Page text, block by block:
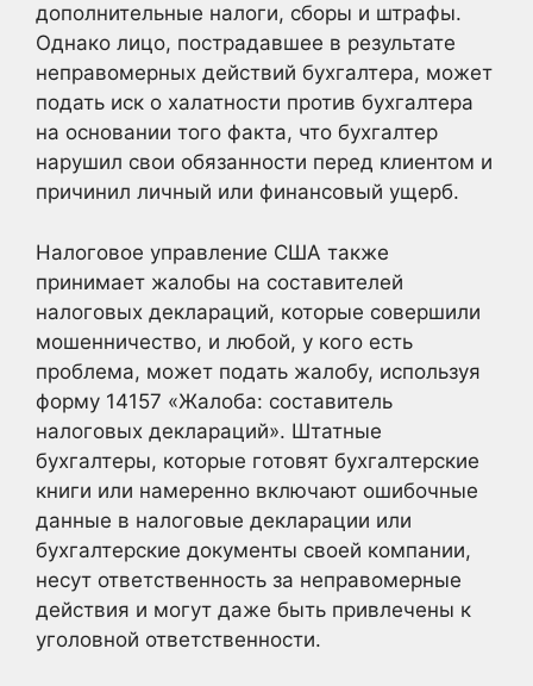
дополнительные налоги, сборы и штрафы.
Однако лицо, пострадавшее в результате
неправомерных действий бухгалтера, может
подать иск о халатности против бухгалтера
на основании того факта, что бухгалтер
нарушил свои обязанности перед клиентом и
причинил личный или финансовый ущерб.
Налоговое управление США также
принимает жалобы на составителей
налоговых деклараций, которые совершили
мошенничество, и любой, у кого есть
проблема, может подать жалобу, используя
форму 14157 «Жалоба: составитель
налоговых деклараций». Штатные
бухгалтеры, которые готовят бухгалтерские
книги или намеренно включают ошибочные
данные в налоговые декларации или
бухгалтерские документы своей компании,
несут ответственность за неправомерные
действия и могут даже быть привлечены к
уголовной ответственности.